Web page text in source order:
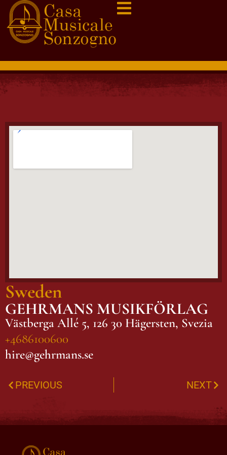
Sweden
GEHRMANS MUSIKFÖRLAG
Västberga Allé 5, 126 30 Hägersten, Svezia
+4686100600
hire@gehrmans.se
PREVIOUS NEXT